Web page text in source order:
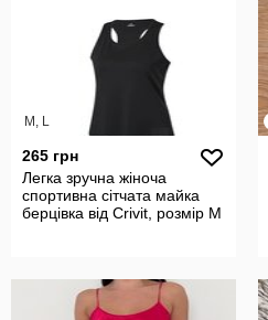
M, L
265 грн
Легка зручна жіноча
спортивна сітчата майка
берцівка від Crivit, розмір M